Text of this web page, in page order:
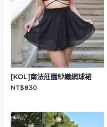
[KOL]南法莊園紗織網球裙
NT$830